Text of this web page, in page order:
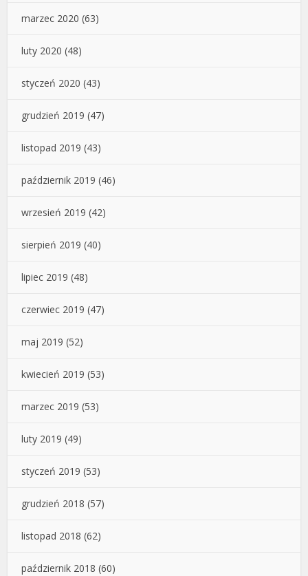
marzec 2020 (63)
luty 2020 (48)
styczeń 2020 (43)
grudzień 2019 (47)
listopad 2019 (43)
październik 2019 (46)
wrzesień 2019 (42)
sierpień 2019 (40)
lipiec 2019 (48)
czerwiec 2019 (47)
maj 2019 (52)
kwiecień 2019 (53)
marzec 2019 (53)
luty 2019 (49)
styczeń 2019 (53)
grudzień 2018 (57)
listopad 2018 (62)
październik 2018 (60)